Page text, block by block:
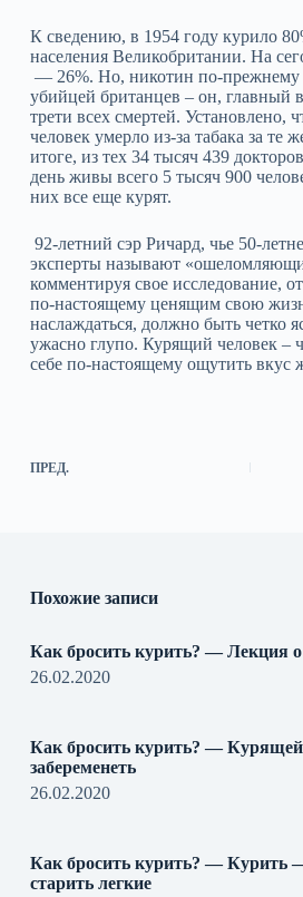
К сведению, в 1954 году курило
населения Великобритании. На
— 26%. Но, никотин по-прежнему
убийцей британцев – он, главный
трети всех смертей. Установлено,
человек умерло из-за табака за те
итоге, из тех 34 тысяч 439
день живы всего 5 тысяч 900
них все еще курят.
92-летний сэр Ричард, чье 50-
эксперты называют
комментируя свое исследование,
по-настоящему ценящим свою
наслаждаться, должно быть четко
ужасно глупо. Курящий человек –
себе по-настоящему ощутить вкус
ПРЕД.
Похожие записи
Как бросить курить? — Лекция о
26.02.2020
Как бросить курить? —
забеременеть
26.02.2020
Как бросить курить? — Курить
старить легкие